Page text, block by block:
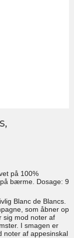
på 100%
bærme. Dosage: 9
Blanc de Blancs.
som åbner op
sig mod noter af
I smagen er
noter af appesinskal